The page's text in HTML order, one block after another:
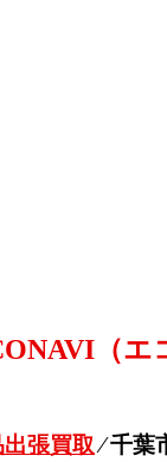
（
張買取⁄千葉